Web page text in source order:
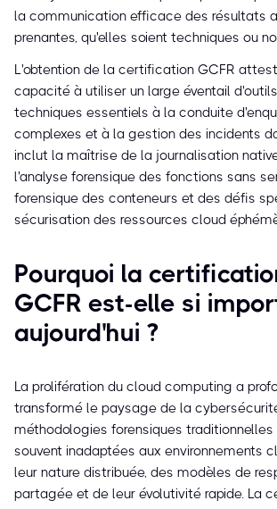
la communication efficace des résultats
prenantes, qu'elles soient techniques ou
L'obtention de la certification GCFR
capacité à utiliser un large éventail
techniques essentiels à la conduite
complexes et à la gestion des incidents
inclut la maîtrise de la journalisation
l'analyse forensique des fonctions sans
forensique des conteneurs et des défis
sécurisation des ressources cloud
Pourquoi la
GCFR est-elle si
aujourd'hui ?
La prolifération du cloud computing a
transformé le paysage de la
méthodologies forensiques traditionnelles
souvent inadaptées aux environnements
leur nature distribuée, des modèles de
partagée et de leur évolutivité rapide. La